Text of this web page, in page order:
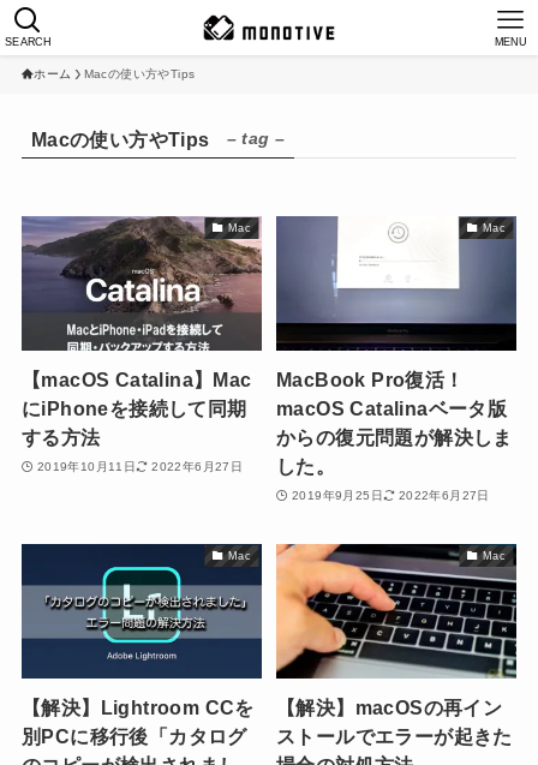
SEARCH MENU
ホーム Macの使い方やTips
Macの使い方やTips – tag –
Mac
【macOS Catalina】Mac
にiPhoneを接続して同期
する方法
2019年10月11日 2022年6月27日
Mac
MacBook Pro復活！
macOS Catalinaベータ版
からの復元問題が解決しま
した。
2019年9月25日 2022年6月27日
Mac
【解決】Lightroom CCを
別PCに移行後「カタログ
Mac
【解決】macOSの再イン
ストールでエラーが起きた